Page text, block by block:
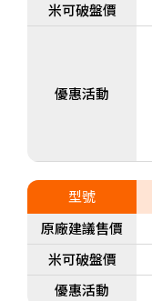
米可破盤價
優惠活動
型號
原廠建議售價
米可破盤價
優惠活動